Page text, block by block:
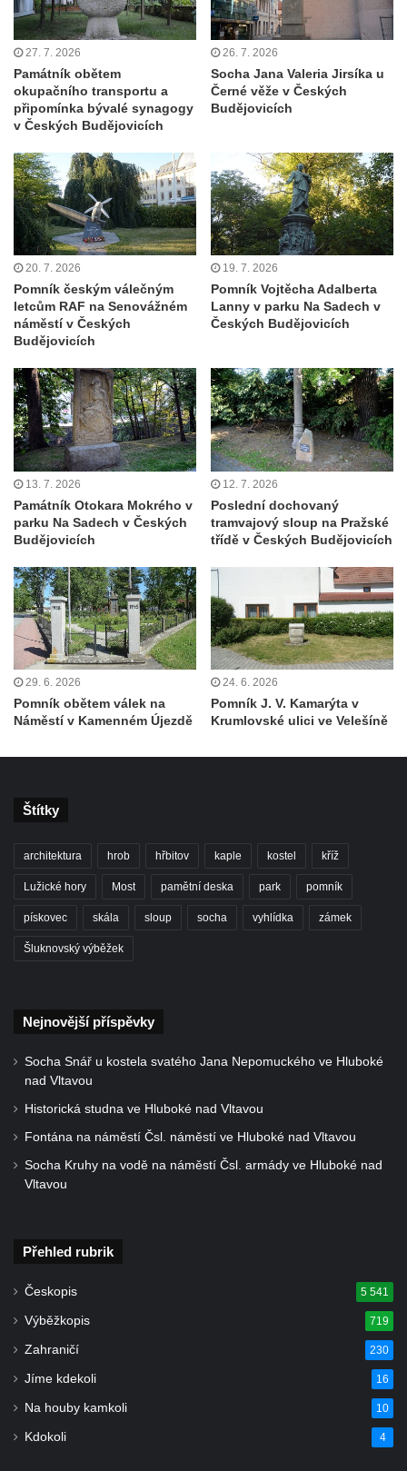
Kenotaf Gerharda Poschera na hřbitově ve
Velkém Šenově
na hřbitově ve Velkém Šenově
Pomník obětem 1. světové války před
Šenově
Kenotaf Václava Liprta na hřbitově v
Cítolibech
Kenotaf Františka Malypetra na hřbitově v
Cítolibech
Hrob Derbákových na hřbitově v Cítolibech
Hrob Františka Morkera na hřbitově v
Cítolibech
Hrob Josefa Fronka na hřbitově v Cítolibech
Hrob Jana Císarika na hřbitově v Cítolibech
Hrob Jana Legáta na hřbitově v Cítolibech
Hrob Karla Trenklera na hřbitově v
Cítolibech
Pamětní deska Jaroslava Lhotského na
zámku v Cítolibech
zámkem v Cítolibech
Pomník na místě hrobu ruských vojáků z
napoleonských válek u silnice z Chlumčan
do Cítolib
Hrob Antonína Švejdy na hřbitově v
Chlumčanech
Hrob Antonína Krejcárka na hřbitově v
Chlumčanech
Hrob Josefa Fořta na hřbitově v
Chlumčanech
hřbitově v Chlumčanech
Pomník obětem 1. a 2. světové války v
Pomník obětem 1. a 2. světové války ve
Hrob Františka Vozgy na hřbitově ve Veltěži
Hrob Josefa Lešáka na hřbitově ve Veltěži
Hrob Karla Salače na hřbitově ve Veltěži
Hrob Václava Roušara na hřbitově ve
27. 7. 2026
Památník obětem
okupačního transportu a
připomínka bývalé synagogy
v Českých Budějovicích
26. 7. 2026
Socha Jana Valeria Jirsíka u
Černé věže v Českých
Budějovicích
20. 7. 2026
Pomník českým válečným
letcům RAF na Senovážném
náměstí v Českých
Budějovicích
19. 7. 2026
Pomník Vojtěcha Adalberta
Lanny v parku Na Sadech v
Českých Budějovicích
13. 7. 2026
Památník Otokara Mokrého v
parku Na Sadech v Českých
Budějovicích
12. 7. 2026
Poslední dochovaný
tramvajový sloup na Pražské
třídě v Českých Budějovicích
29. 6. 2026
Pomník obětem válek na
Náměstí v Kamenném Újezdě
24. 6. 2026
Pomník J. V. Kamarýta v
Krumlovské ulici ve Velešíně
Štítky
architektura hrob hřbitov kaple kostel kříž
Lužické hory Most pamětní deska park pomník
pískovec skála sloup socha vyhlídka zámek
Šluknovský výběžek
Nejnovější příspěvky
Socha Snář u kostela svatého Jana Nepomuckého ve Hluboké
nad Vltavou
Historická studna ve Hluboké nad Vltavou
Fontána na náměstí Čsl. náměstí ve Hluboké nad Vltavou
Socha Kruhy na vodě na náměstí Čsl. armády ve Hluboké nad
Vltavou
Přehled rubrik
Českopis 5 541
Výběžkopis 719
Zahraničí 230
Jíme kdekoli 16
Na houby kamkoli 10
Kdokoli 4